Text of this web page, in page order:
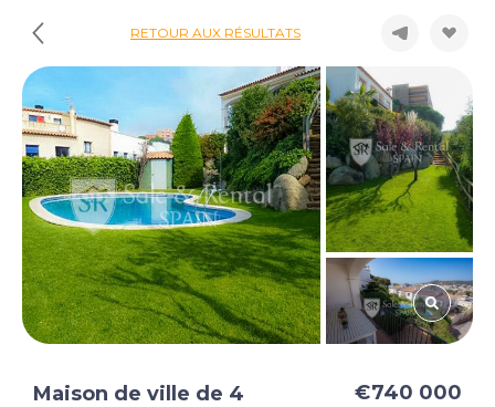
RETOUR AUX RÉSULTATS
Maison de ville de 4
€740 000